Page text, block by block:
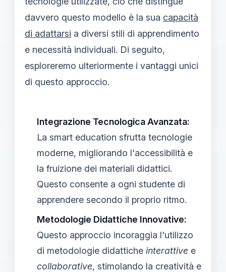
davvero questo modello è la sua capacità
di adattarsi a diversi stili di apprendimento
e necessità individuali. Di seguito,
esploreremo ulteriormente i vantaggi unici
di questo approccio.
Integrazione Tecnologica Avanzata:
La smart education sfrutta tecnologie
moderne, migliorando l'accessibilità e
la fruizione dei materiali didattici.
Questo consente a ogni studente di
apprendere secondo il proprio ritmo.
Metodologie Didattiche Innovative:
Questo approccio incoraggia l'utilizzo
di metodologie didattiche interattive e
collaborative, stimolando la creatività e